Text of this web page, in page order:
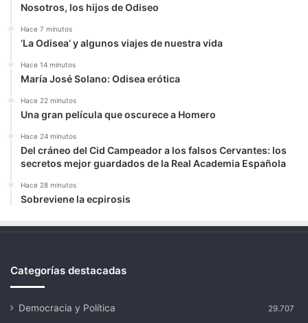
Nosotros, los hijos de Odiseo
Hace 7 minutos
‘La Odisea’ y algunos viajes de nuestra vida
Hace 14 minutos
María José Solano: Odisea erótica
Hace 22 minutos
Una gran película que oscurece a Homero
Hace 24 minutos
Del cráneo del Cid Campeador a los falsos Cervantes: los
secretos mejor guardados de la Real Academia Española
Hace 28 minutos
Sobreviene la ecpirosis
Categorías destacadas
Democracia y Política 29.707